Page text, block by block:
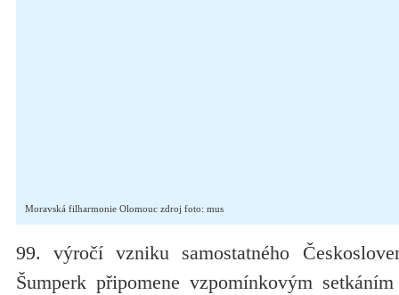
Moravská filharmonie Olomouc zdroj foto: mus
99. výročí vzniku samostatného
Šumperk připomene vzpomínkovým